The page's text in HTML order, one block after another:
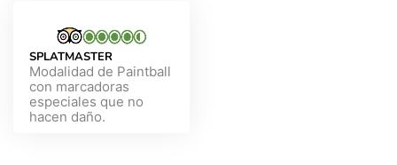
SPLATMASTER
Modalidad de Paintball
con marcadoras
especiales que no
hacen daño.